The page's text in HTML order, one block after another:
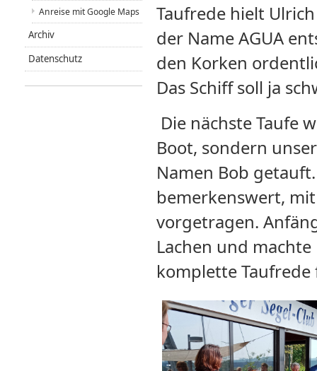
Taufrede hielt
der Name AGUA
den Korken
Das Schiff soll ja
Die nächste Taufe
Boot, sondern
Namen Bob
bemerkenswert,
vorgetragen.
Lachen und
komplette
Anreise mit Google Maps
Archiv
Datenschutz